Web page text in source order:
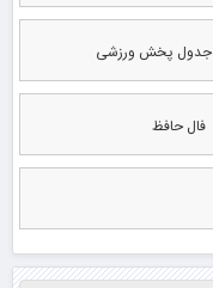
جدول پخش ورزشی
فال حافظ